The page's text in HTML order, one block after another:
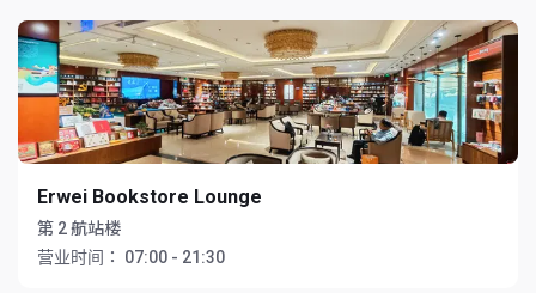
Erwei Bookstore Lounge
第 2 航站楼
营业时间：
07:00 - 21:30